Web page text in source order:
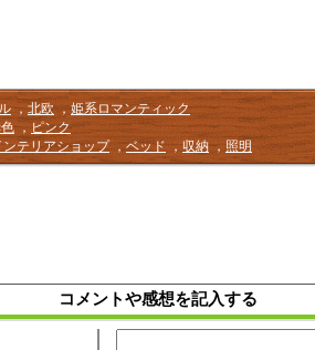
，北欧，姫系ロマンティック
， ピンク
ンテリアショップ， ベッド ， 収納， 照明
コメントや感想を記入する